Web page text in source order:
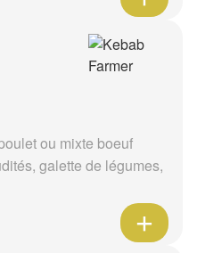
ou mixte boeuf
galette de légumes,